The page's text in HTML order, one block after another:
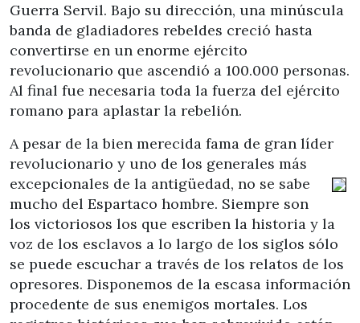
Guerra Servil. Bajo su dirección, una minúscula
banda de gladiadores rebeldes creció hasta
convertirse en un enorme ejército
revolucionario que ascendió a 100.000 personas.
Al final fue necesaria toda la fuerza del ejército
romano para aplastar la rebelión.
A pesar de la bien merecida fama de gran líder
revolucionario y uno de los generales más
excepcionales de la antigüedad, no se sabe
mucho del Espartaco hombre. Siempre son
los victoriosos los que escriben la historia y la
voz de los esclavos a lo largo de los siglos sólo
se puede escuchar a través de los relatos de los
opresores. Disponemos de la escasa información
procedente de sus enemigos mortales. Los